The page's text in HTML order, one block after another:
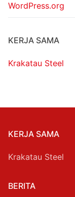
WordPress.org
KERJA SAMA
Krakatau Steel
KERJA SAMA
Krakatau Steel
BERITA